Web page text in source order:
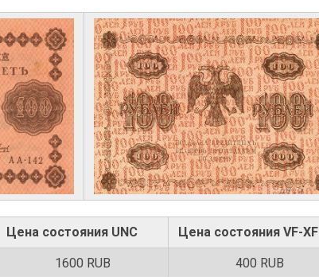
Цена состояния UNC Цена состояния VF-XF
1600 RUB 400 RUB